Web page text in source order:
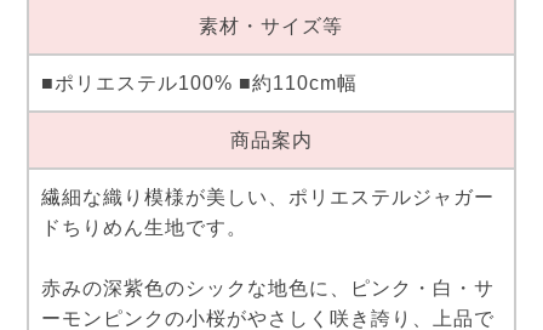
素材・サイズ等
■ポリエステル100% ■約110cm幅
商品案内
繊細な織り模様が美しい、ポリエステルジャガー
ドちりめん生地です。
赤みの深紫色のシックな地色に、ピンク・白・サ
ーモンピンクの小桜がやさしく咲き誇り、上品で